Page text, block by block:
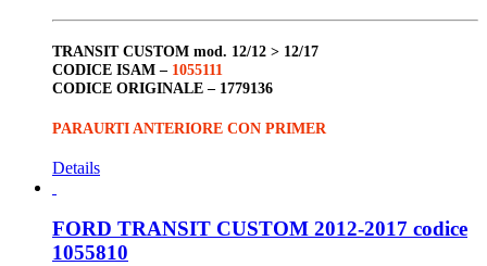
TRANSIT CUSTOM mod. 12/12 > 12/17
CODICE ISAM – 1055111
CODICE ORIGINALE – 1779136
PARAURTI ANTERIORE CON PRIMER
Details
FORD TRANSIT CUSTOM 2012-2017 codice
1055810